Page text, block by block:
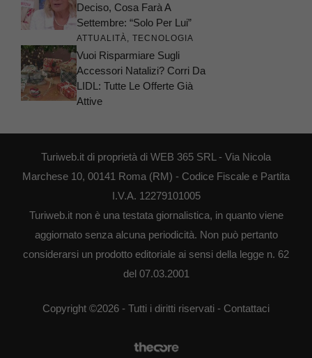
Deciso, Cosa Farà A
Settembre: “Solo Per Lui”
ATTUALITÀ TECNOLOGIA
Vuoi Risparmiare Sugli
Accessori Natalizi? Corri Da
LIDL: Tutte Le Offerte Già
Attive
Turiweb.it di proprietà di WEB 365 SRL - Via Nicola
Marchese 10, 00141 Roma (RM) - Codice Fiscale e Partita
I.V.A. 12279101005
Turiweb.it non è una testata giornalistica, in quanto viene
aggiornato senza alcuna periodicità. Non può pertanto
considerarsi un prodotto editoriale ai sensi della legge n. 62
del 07.03.2001
Copyright ©2026 - Tutti i diritti riservati - Contattaci